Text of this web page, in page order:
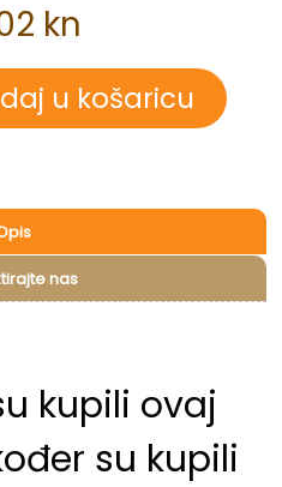
kn
nas
kupili ovaj
su kupili